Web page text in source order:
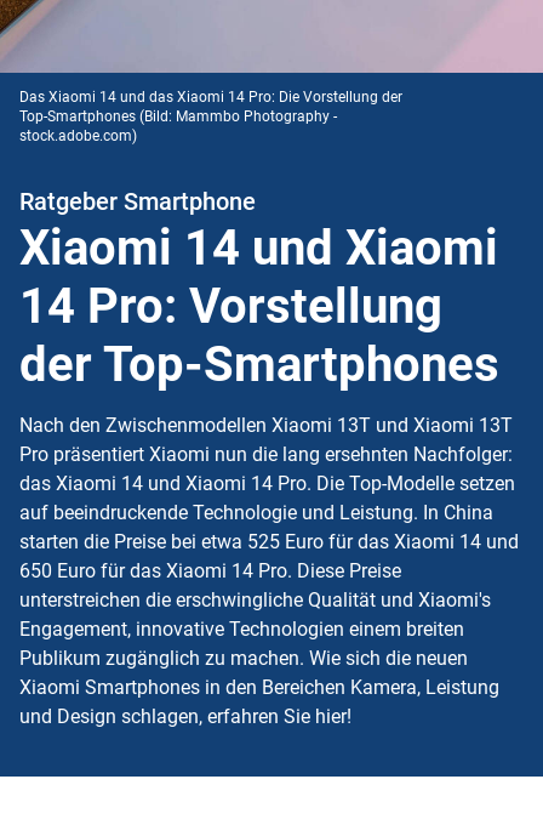
Das Xiaomi 14 und das Xiaomi 14 Pro: Die Vorstellung der
Top-Smartphones (Bild: Mammbo Photography -
stock.adobe.com)
Ratgeber Smartphone
Xiaomi 14 und Xiaomi
14 Pro: Vorstellung
der Top-Smartphones
Nach den Zwischenmodellen Xiaomi 13T und Xiaomi 13T
Pro präsentiert Xiaomi nun die lang ersehnten Nachfolger:
das Xiaomi 14 und Xiaomi 14 Pro. Die Top-Modelle setzen
auf beeindruckende Technologie und Leistung. In China
starten die Preise bei etwa 525 Euro für das Xiaomi 14 und
650 Euro für das Xiaomi 14 Pro. Diese Preise
unterstreichen die erschwingliche Qualität und Xiaomi's
Engagement, innovative Technologien einem breiten
Publikum zugänglich zu machen. Wie sich die neuen
Xiaomi Smartphones in den Bereichen Kamera, Leistung
und Design schlagen, erfahren Sie hier!